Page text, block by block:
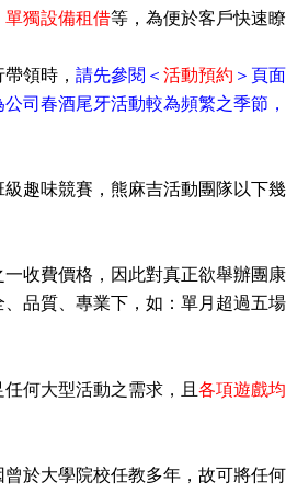
單獨設備租借等，為便於客戶快速
帶領時 ， 請先參閱 ＜ 活動預約 ＞頁
公司春酒尾牙活動較為頻繁之季節，
級趣味競賽，熊麻吉活動團隊以下
收費價格，因此對真正欲舉辦團
、品質 、專業下， 如：單月超過五
任何大型活動之需求，且 各項遊戲
於大學院校任教多年，故可將任